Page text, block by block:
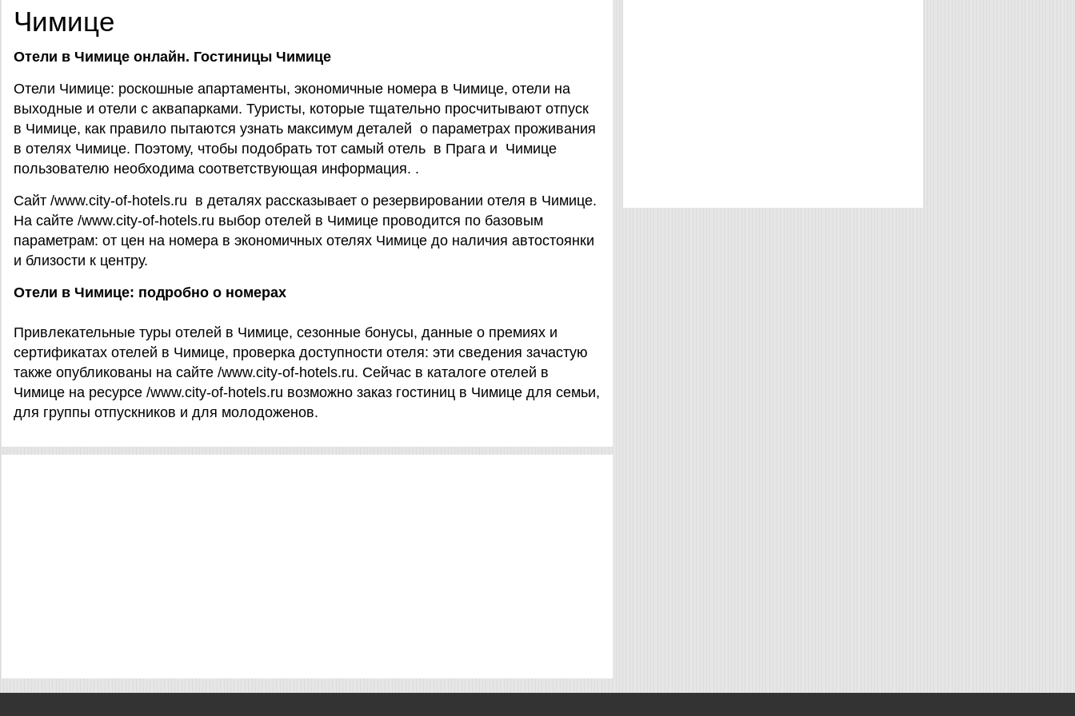
Чимице
Отели в Чимице онлайн. Гостиницы Чимице
Отели Чимице: роскошные апартаменты, экономичные номера в Чимице, отели на
выходные и отели с аквапарками. Туристы, которые тщательно просчитывают отпуск
в Чимице, как правило пытаются узнать максимум деталей о параметрах проживания
в отелях Чимице. Поэтому, чтобы подобрать тот самый отель в Прага и Чимице
пользователю необходима соответствующая информация. .
Сайт /www.city-of-hotels.ru в деталях рассказывает о резервировании отеля в Чимице.
На сайте /www.city-of-hotels.ru выбор отелей в Чимице проводится по базовым
параметрам: от цен на номера в экономичных отелях Чимице до наличия автостоянки
и близости к центру.
Отели в Чимице: подробно о номерах
Привлекательные туры отелей в Чимице, сезонные бонусы, данные о премиях и
сертификатах отелей в Чимице, проверка доступности отеля: эти сведения зачастую
также опубликованы на сайте /www.city-of-hotels.ru. Сейчас в каталоге отелей в
Чимице на ресурсе /www.city-of-hotels.ru возможно заказ гостиниц в Чимице для семьи,
для группы отпускников и для молодоженов.